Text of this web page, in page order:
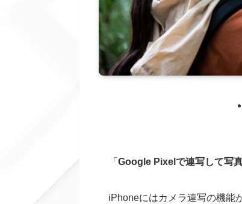
「 Google Pixelで連写して写
iPhoneにはカメラ連写の機能